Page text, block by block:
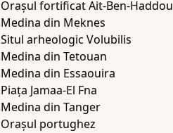
Oraşul fortificat Ait-Ben-Haddou
Medina din Meknes
Situl arheologic Volubilis
Medina din Tetouan
Medina din Essaouira
Piaţa Jamaa-El Fna
Medina din Tanger
Oraşul portughez